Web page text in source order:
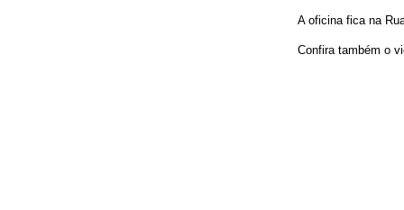
A oficina fica na
Confira também o